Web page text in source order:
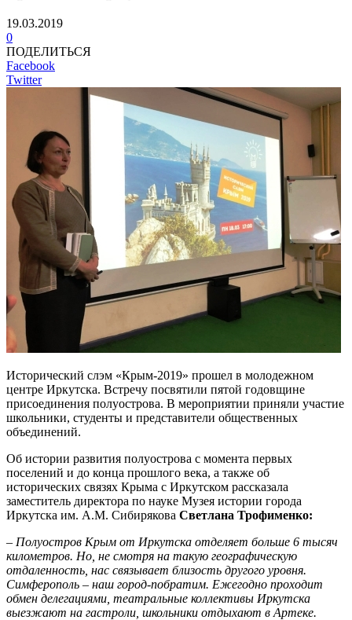
19.03.2019
0
ПОДЕЛИТЬСЯ
Facebook
Twitter
Исторический слэм «Крым-2019» прошел в молодежном
центре Иркутска. Встречу посвятили пятой годовщине
присоединения полуострова. В мероприятии приняли участие
школьники, студенты и представители общественных
объединений.
Об истории развития полуострова с момента первых
поселений и до конца прошлого века, а также об
исторических связях Крыма с Иркутском рассказала
заместитель директора по науке Музея истории города
Иркутска им. А.М. Сибирякова Светлана Трофименко:
– Полуостров Крым от Иркутска отделяет больше 6 тысяч
километров. Но, не смотря на такую географическую
отдаленность, нас связывает близость другого уровня.
Симферополь – наш город-побратим. Ежегодно проходит
обмен делегациями, театральные коллективы Иркутска
выезжают на гастроли, школьники отдыхают в Артеке.